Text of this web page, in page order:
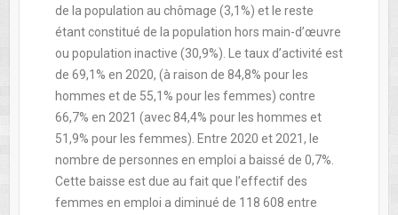
de la population au chômage (3,1%) et le reste
étant constitué de la population hors main-d’œuvre
ou population inactive (30,9%). Le taux d’activité est
de 69,1% en 2020, (à raison de 84,8% pour les
hommes et de 55,1% pour les femmes) contre
66,7% en 2021 (avec 84,4% pour les hommes et
51,9% pour les femmes). Entre 2020 et 2021, le
nombre de personnes en emploi a baissé de 0,7%.
Cette baisse est due au fait que l’effectif des
femmes en emploi a diminué de 118 608 entre